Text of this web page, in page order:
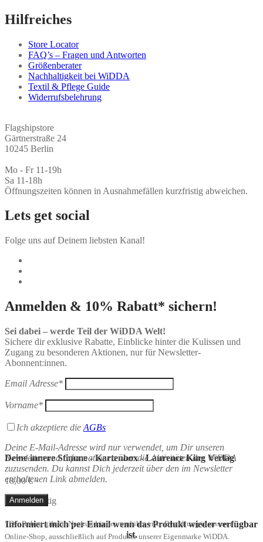
Deine innere Stimme - Kartenbox - Laurence King Verlag
18,00€ *
Nicht vorrätig
Informiert mich per Email wenn das Produkt wieder verfügbar
ist.
Hilfreiches
Store Locator
FAQ’s – Fragen und Antworten
Größenberater
Nachhaltigkeit bei WiDDA
Textil & Pflege Guide
Widerrufsbelehrung
Flagshipstore
Gärtnerstraße 24
10245 Berlin
Mo - Fr 11-19h
Sa 11-18h
Öffnungszeiten können in Ausnahmefällen kurzfristig abweichen.
Lets get social
Folge uns auf Deinem liebsten Kanal!
Anmelden & 10% Rabatt* sichern!
Sei dabei – werde Teil der WiDDA Welt!
Sichere dir exklusive Rabatte, Einblicke hinter die Kulissen und
Zugang zu besonderen Aktionen, nur für Newsletter-
Abonnent:innen.
Email Adresse*
Vorname*
Ich akzeptiere die AGBs
Deine E-Mail-Adresse wird nur verwendet, um Dir unseren
Newsletter und Informationen über die Aktivitäten der WiDDA
zuzusenden. Du kannst Dich jederzeit über den im Newsletter
enthaltenen Link abmelden.
*Der Rabatt gilt für Neukund:innen und ihre erste Bestellung in unserem
Online-Shop, ausschließlich auf Produkte unserer Eigenmarke WiDDA.